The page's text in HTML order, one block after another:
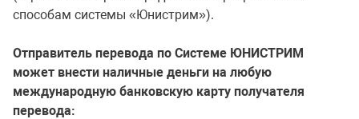
способам системы «Юнистрим»).
Отправитель перевода по Системе ЮНИСТРИМ
может внести наличные деньги на любую
международную банковскую карту получателя
перевода: